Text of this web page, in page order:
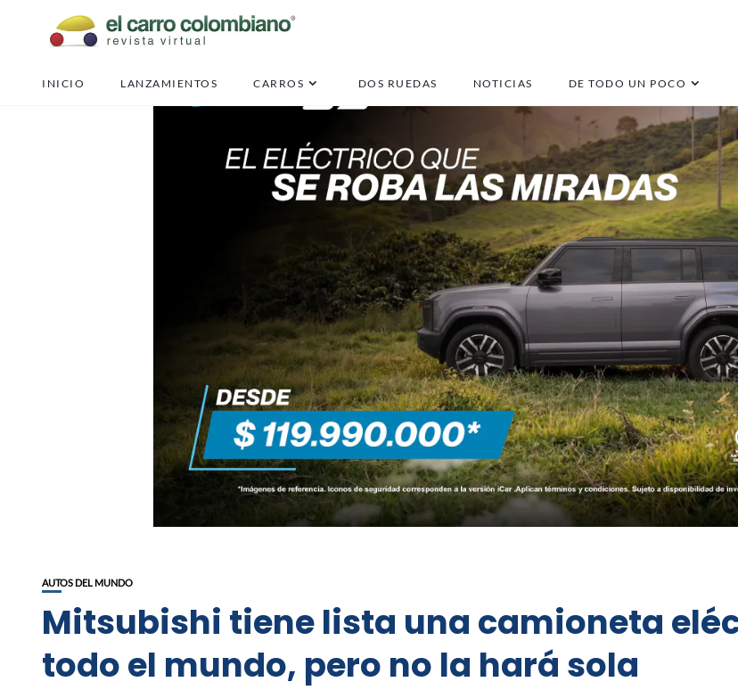
INICIO LANZAMIENTOS CARROS DOS RUEDAS NOTICIAS DE TODO UN POCO
AUTOS DEL MUNDO
Mitsubishi tiene lista una camioneta
todo el mundo, pero no la hará sola